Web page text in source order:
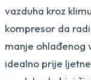
vazduha kroz
kompresor da
manje ohlađenog
idealno prije